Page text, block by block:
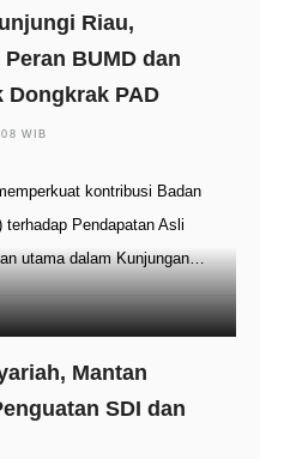
Riau,
BUMD dan
Dongkrak PAD
WIB
kontribusi Badan
Pendapatan Asli
utama dalam Kunjungan…
Mantan
SDI dan